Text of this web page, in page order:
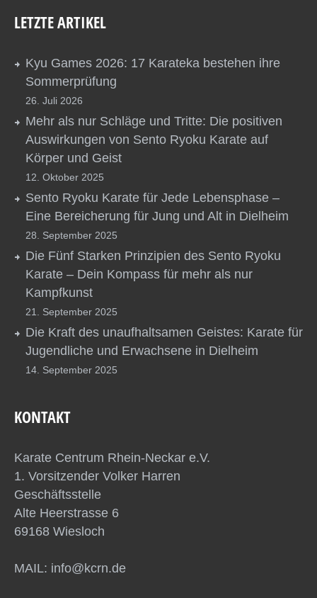
LETZTE ARTIKEL
Kyu Games 2026: 17 Karateka bestehen ihre
Sommerprüfung
26. Juli 2026
Mehr als nur Schläge und Tritte: Die positiven
Auswirkungen von Sento Ryoku Karate auf
Körper und Geist
12. Oktober 2025
Sento Ryoku Karate für Jede Lebensphase –
Eine Bereicherung für Jung und Alt in Dielheim
28. September 2025
Die Fünf Starken Prinzipien des Sento Ryoku
Karate – Dein Kompass für mehr als nur
Kampfkunst
21. September 2025
Die Kraft des unaufhaltsamen Geistes: Karate für
Jugendliche und Erwachsene in Dielheim
14. September 2025
KONTAKT
Karate Centrum Rhein-Neckar e.V.
1. Vorsitzender Volker Harren
Geschäftsstelle
Alte Heerstrasse 6
69168 Wiesloch
MAIL: info@kcrn.de